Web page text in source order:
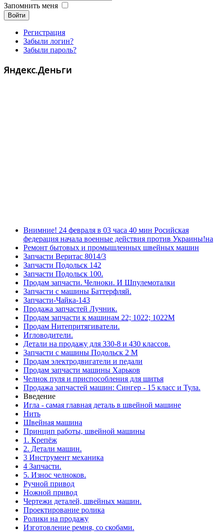
Запомнить меня
Войти
Регистрация
Забыли логин?
Забыли пароль?
Яндекс.Деньги
Внимние! 24 февраля в 03 часа 40 мин Росийская
федерация начала военные действия против Украины!на
Ремонт бытовых и промышленных швейных машин
Запчасти Веритас 8014/3
Запчасти Подольск 142
Запчасти Подольск 100.
Продам запчасти. Челноки. И Шпулемоталки
Запчасти с машины Баттерфляй.
Запчасти-Чайка-143
Продажа запчастей Лучник.
Продам запчасти к машинам 22; 1022; 1022М
Продам Нитепритягиватели.
Игловодители.
Детали на продажу для 330-8 и 430 классов.
Запчасти с машины Подольск 2 М
Продам электродвигатели и педали
Продам запчасти машины Харьков
Челнок пуля и приспособления для шитья
Продажа запчастей машин: Сингер - 15 класс и Тула.
Введение
Игла - самая главная деталь в швейной машине
Нить
Швейная машина
Принцип работы, швейной машины
1. Крепёж
2. Детали машин.
3 Инструмент механика
4 Запчасти.
5. Износ челноков.
Ручной привод
Ножной привод
Чертежи деталей, швейных машин.
Проектирование ролика
Ролики на продажу
Изготовление ремня, со скобами.